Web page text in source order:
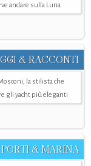
andare sulla Luna
& RACCONTI
la stilista che
gli yacht più eleganti
PORTI & MARINA